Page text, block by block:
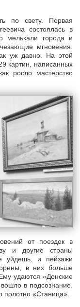
по свету. Первая
состоялась в
мелькали города и
мгновения.
уж давно. На этой
картин, написанных
росло мастерство
от поездок в
и другие страны
уйдешь, и пейзажи
в них больше
удаются «Донские
в подсознание.
полотно «Станица».